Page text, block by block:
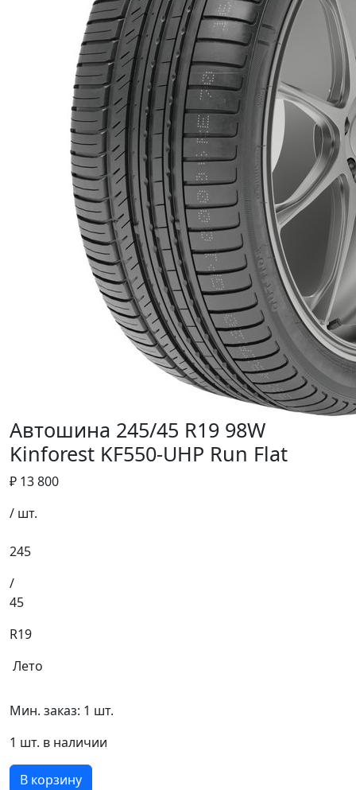
Автошина 245/45 R19 98W
Kinforest KF550-UHP Run Flat
₽ 13 800
/ шт.
245
/
45
R19
Лето
Мин. заказ: 1 шт.
1 шт. в наличии
В корзину